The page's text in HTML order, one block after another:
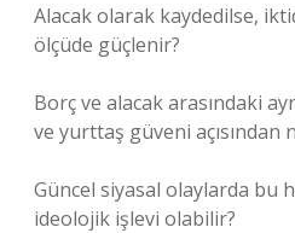
Alacak olarak kaydedilse,
ölçüde güçlenir?
Borç ve alacak arasındaki
ve yurttaş güveni açısından
Güncel siyasal olaylarda bu
ideolojik işlevi olabilir?